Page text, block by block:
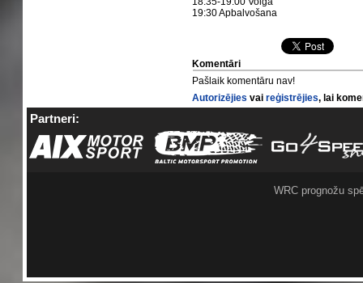
19:30 Apbalvošana
Komentāri
Pašlaik komentāru nav!
Autorizējies vaireģistrējies, lai
Partneri:
WRC prognožu